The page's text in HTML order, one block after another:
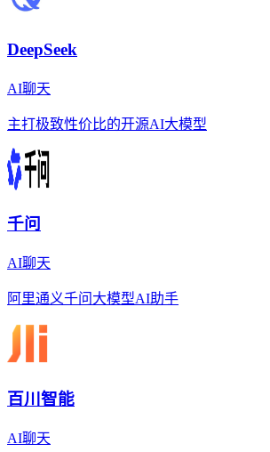
DeepSeek
AI聊天
主打极致性价比的开源AI大模型
千问
AI聊天
阿里通义千问大模型AI助手
百川智能
AI聊天